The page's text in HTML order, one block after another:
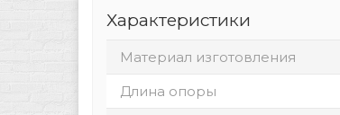
Характеристики
Материал изготовления
Длина опоры